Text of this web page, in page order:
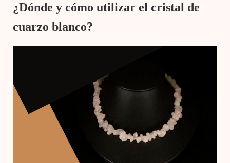
¿Dónde y cómo utilizar el cristal de
cuarzo blanco?